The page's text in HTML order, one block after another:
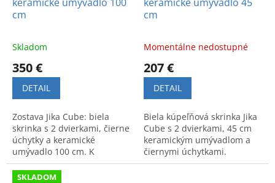
cm
Skladom
350 €
DETAIL
Zostava Jika Cube: biela
skrinka s 2 dvierkami, čierne
úchytky a keramické
umývadlo 100 cm. K
dispozícii aj v dekore tmavý
dub.
cm
Momentálne nedostupné
207 €
DETAIL
Biela kúpeľňová skrinka Jika
Cube s 2 dvierkami, 45 cm
keramickým umývadlom a
čiernymi úchytkami.
Moderný vzhľad a kvalitné
SKLADOM